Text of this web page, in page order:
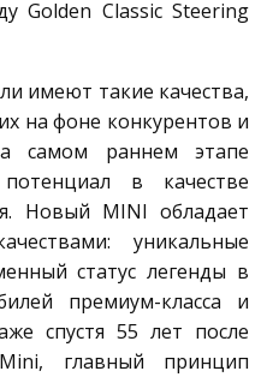
Golden Classic Steering
имеют такие качества,
на фоне конкурентов и
самом раннем этапе
в качестве
Новый MINI обладает
уникальные
статус легенды в
премиум-класса и
спустя 55 лет после
Mini, главный принцип